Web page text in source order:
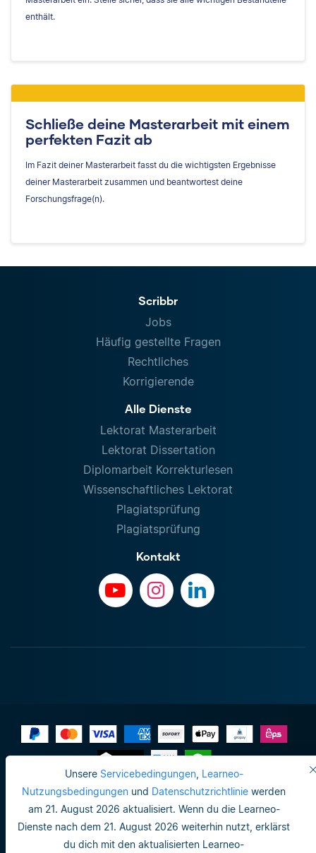
Unsere Servicebedingungen, Learneo-
Nutzungsbedingungen und Datenschutzrichtlinie werden
am 21. August 2026 aktualisiert. Wenn du die Learneo-
Dienste nach dem 21. August 2026 weiterhin nutzt, erklärst
du dich mit den aktualisierten Learneo-
enthält.
Schließe deine Masterarbeit mit einem
perfekten Fazit ab
Im Fazit deiner Masterarbeit fasst du die wichtigsten Ergebnisse
deiner Masterarbeit zusammen und beantwortest deine
Forschungsfrage(n).
Scribbr
Jobs
Häufig gestellte Fragen
Rechtliches
Korrigierende
Alle Dienste
Lektorat Masterarbeit
Lektorat Dissertation
Diplomarbeit Korrekturlesen
Wissenschaftliches Lektorat
Plagiatsprüfung
Plagiatsprüfung
Kontakt
Impressum
Datenschutzrichtlinie
Do not sell or share my personal info